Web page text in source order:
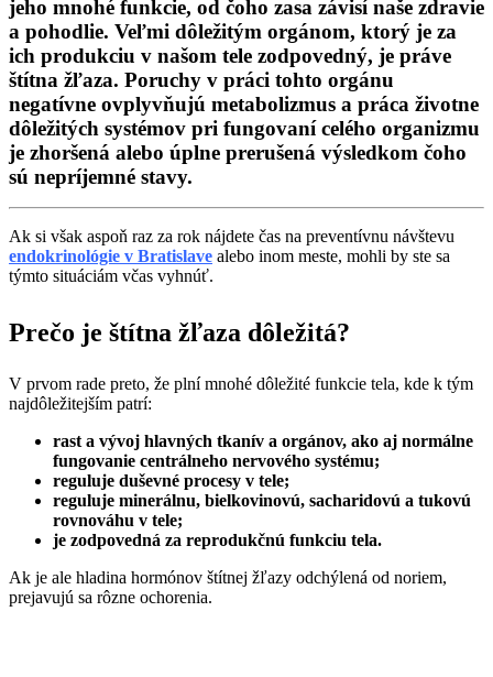
jeho mnohé funkcie, od čoho zasa závisí naše zdravie
a pohodlie. Veľmi dôležitým orgánom, ktorý je za
ich produkciu v našom tele zodpovedný, je práve
štítna žľaza. Poruchy v práci tohto orgánu
negatívne ovplyvňujú metabolizmus a práca životne
dôležitých systémov pri fungovaní celého organizmu
je zhoršená alebo úplne prerušená výsledkom čoho
sú nepríjemné stavy.
Ak si však aspoň raz za rok nájdete čas na preventívnu návštevu
endokrinológie v Bratislave alebo inom meste, mohli by ste sa
týmto situáciám včas vyhnúť.
Prečo je štítna žľaza dôležitá?
V prvom rade preto, že plní mnohé dôležité funkcie tela, kde k tým
najdôležitejším patrí:
rast a vývoj hlavných tkanív a orgánov, ako aj normálne
fungovanie centrálneho nervového systému;
reguluje duševné procesy v tele;
reguluje minerálnu, bielkovinovú, sacharidovú a tukovú
rovnováhu v tele;
je zodpovedná za reprodukčnú funkciu tela.
Ak je ale hladina hormónov štítnej žľazy odchýlená od noriem,
prejavujú sa rôzne ochorenia.